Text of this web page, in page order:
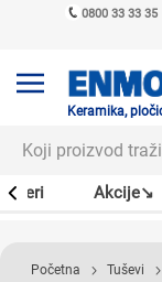
0800 33 33 35
Keramika,
Akcije↘
Početna Tuševi